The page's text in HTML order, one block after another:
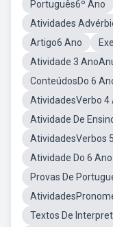
Português6º Ano
Atividades
Artigo6 Ano
Atividade 3
ConteúdosDo 6
AtividadesVerbo 4
Atividade De
AtividadesVerbos
Atividade Do 6
Provas De
Textos De